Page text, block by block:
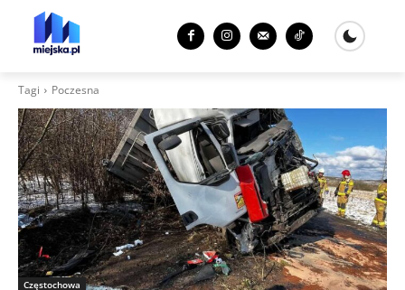
Tagi Poczesna
Częstochowa